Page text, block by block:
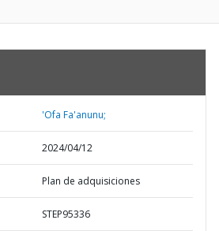
'Ofa Fa'anunu;
2024/04/12
Plan de adquisiciones
STEP95336